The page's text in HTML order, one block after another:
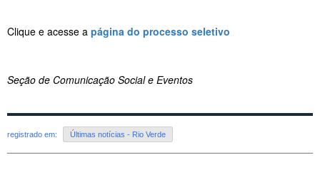
Clique e acesse a página do processo seletivo
Seção de Comunicação Social e Eventos
registrado em: Últimas notícias - Rio Verde